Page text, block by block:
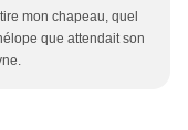
mon chapeau, quel
que attendait son